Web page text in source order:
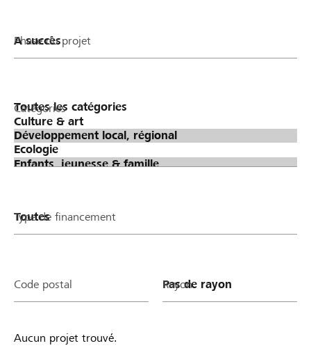
Phase du projet
Catégories
Type de financement
Code postal Rayon
Aucun projet trouvé.